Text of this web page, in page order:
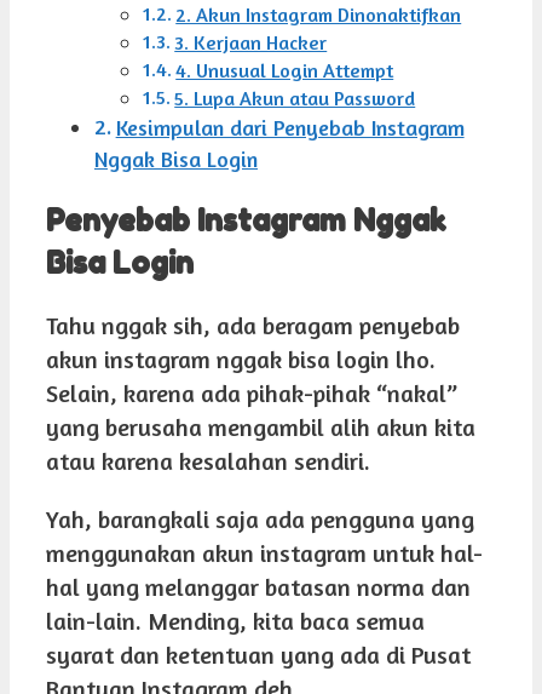
2. Akun Instagram Dinonaktifkan
3. Kerjaan Hacker
4. Unusual Login Attempt
5. Lupa Akun atau Password
Kesimpulan dari Penyebab Instagram
Nggak Bisa Login
Penyebab Instagram Nggak
Bisa Login
Tahu nggak sih, ada beragam penyebab
akun instagram nggak bisa login lho.
Selain, karena ada pihak-pihak “nakal”
yang berusaha mengambil alih akun kita
atau karena kesalahan sendiri.
Yah, barangkali saja ada pengguna yang
menggunakan akun instagram untuk hal-
hal yang melanggar batasan norma dan
lain-lain. Mending, kita baca semua
syarat dan ketentuan yang ada di Pusat